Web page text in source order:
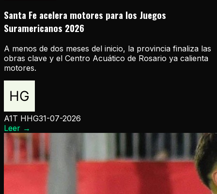
Santa Fe acelera motores para los Juegos
Suramericanos 2026
A menos de dos meses del inicio, la provincia finaliza las
obras clave y el Centro Acuático de Rosario ya calienta
motores.
A1T HHG31-07-2026
Leer →